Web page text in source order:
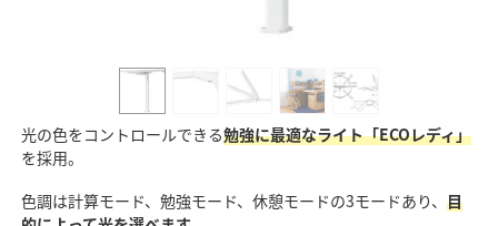
光の色をコントロールできる勉強に最適なライト「ECOレディ」
を採用。
色調は計算モード、勉強モード、休憩モードの3モードあり、 目